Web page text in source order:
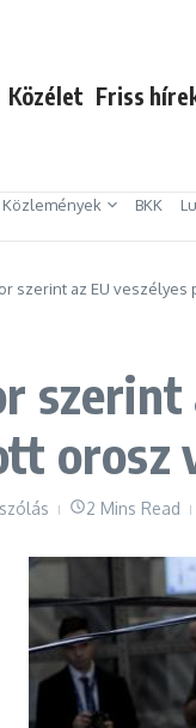
Közélet Friss
Közlemények BKK
szerint az EU
szerint
orosz
2 Mins Read